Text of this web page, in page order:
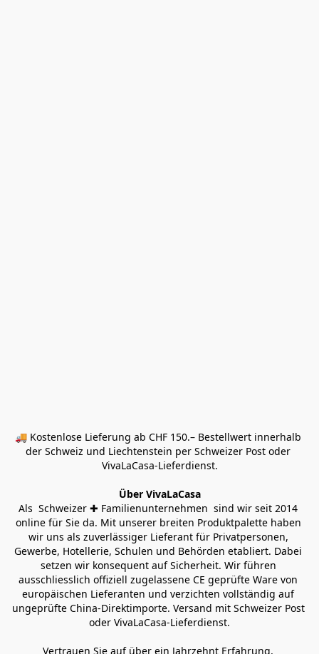
🚚 Kostenlose Lieferung ab CHF 150.– Bestellwert innerhalb
der Schweiz und Liechtenstein per Schweizer Post oder
VivaLaCasa-Lieferdienst.
Über VivaLaCasa
Als  Schweizer ✚ Familienunternehmen  sind wir seit 2014
online für Sie da. Mit unserer breiten Produktpalette haben
wir uns als zuverlässiger Lieferant für Privatpersonen,
Gewerbe, Hotellerie, Schulen und Behörden etabliert. Dabei
setzen wir konsequent auf Sicherheit. Wir führen
ausschliesslich offiziell zugelassene CE geprüfte Ware von
europäischen Lieferanten und verzichten vollständig auf
ungeprüfte China-Direktimporte. Versand mit Schweizer Post
oder VivaLaCasa-Lieferdienst.
Vertrauen Sie auf über ein Jahrzehnt Erfahrung,